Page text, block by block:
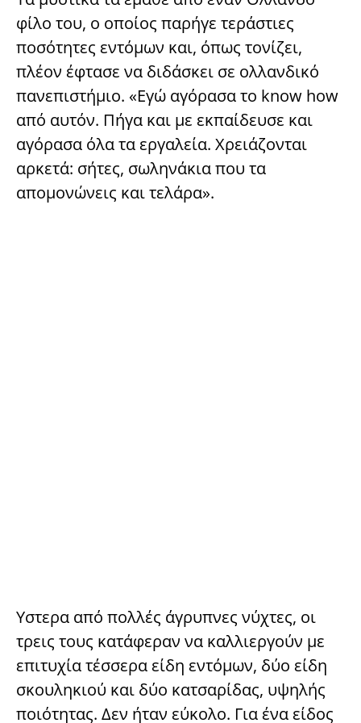
φίλο του, ο οποίος παρήγε τεράστιες
ποσότητες εντόμων και, όπως τονίζει,
πλέον έφτασε να διδάσκει σε ολλανδικό
πανεπιστήμιο. «Εγώ αγόρασα το know how
από αυτόν. Πήγα και με εκπαίδευσε και
αγόρασα όλα τα εργαλεία. Χρειάζονται
αρκετά: σήτες, σωληνάκια που τα
απομονώνεις και τελάρα».
Υστερα από πολλές άγρυπνες νύχτες, οι
τρεις τους κατάφεραν να καλλιεργούν με
επιτυχία τέσσερα είδη εντόμων, δύο είδη
σκουληκιού και δύο κατσαρίδας, υψηλής
ποιότητας. Δεν ήταν εύκολο. Για ένα είδος